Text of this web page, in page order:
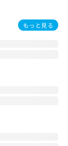
もっと見る